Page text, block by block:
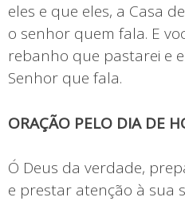
eles e que eles, a Casa
o senhor quem fala. E
rebanho que pastarei e
Senhor que fala.
ORAÇÃO PELO DIA DE
Ó Deus da verdade,
e prestar atenção à sua